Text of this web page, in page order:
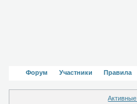
Форум Участники Правила